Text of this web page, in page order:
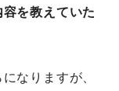
を教えていた
なりますが、